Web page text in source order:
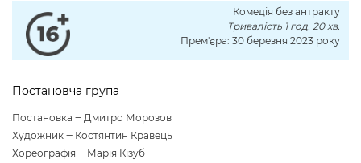
Комедія без антракту
Тривалість 1 год. 20 хв.
Прем'єра: 30 березня 2023 року
Постановча група
Постановка ‒ Дмитро Морозов
Художник ‒ Костянтин Кравець
Хореографія ‒ Марія Кізуб